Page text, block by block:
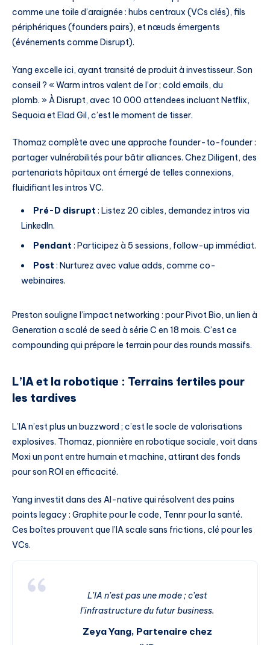
comme une toile d’araignée : hubs centraux (VCs clés), fils
périphériques (founders pairs), et nœuds émergents
(événements comme Disrupt).
Yang excelle ici, ayant transité de produit à investisseur. Son
conseil ? « Warm intros valent de l’or ; cold emails, du
plomb. » À Disrupt, avec 10 000 attendees incluant Netflix,
Sequoia et Elad Gil, c’est le moment de tisser.
Thomaz complète avec une approche founder-to-founder :
partager vulnérabilités pour bâtir alliances. Chez Diligent, des
partenariats hôpitaux ont émergé de telles connexions,
fluidifiant les intros VC.
Pré-D disrupt : Listez 20 cibles, demandez intros via
LinkedIn.
Pendant : Participez à 5 sessions, follow-up immédiat.
Post : Nurturez avec value adds, comme co-
webinaires.
Preston souligne l’impact networking : pour Pivot Bio, un lien à
Generation a scalé de seed à série C en 18 mois. C’est ce
compounding qui prépare le terrain pour des rounds massifs.
L’IA et la robotique : Terrains fertiles pour
les tardives
L’IA n’est plus un buzzword ; c’est le socle de valorisations
explosives. Thomaz, pionnière en robotique sociale, voit dans
Moxi un pont entre humain et machine, attirant des fonds
pour son ROI en efficacité.
Yang investit dans des AI-native qui résolvent des pains
points legacy : Graphite pour le code, Tennr pour la santé.
Ces boîtes prouvent que l’IA scale sans frictions, clé pour les
VCs.
L’IA n’est pas une mode ; c’est
l’infrastructure du futur business.
Zeya Yang, Partenaire chez